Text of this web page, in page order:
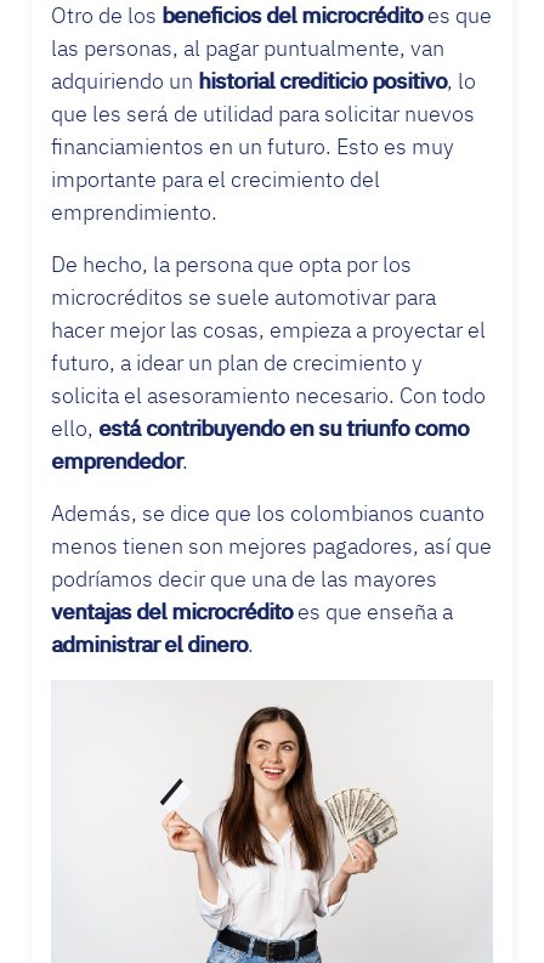
Otro de los beneficiosdel microcréditoes que
las personas, al pagar puntualmente, van
adquiriendo un historial crediticio positivo, lo
que les será de utilidad para solicitar nuevos
financiamientos en un futuro. Esto es muy
importante para el crecimiento del
emprendimiento.
De hecho, la persona que opta por los
microcréditos se suele automotivar para
hacer mejor las cosas, empieza a proyectar el
futuro, a idear un plan de crecimiento y
solicita el asesoramiento necesario. Con todo
ello, está contribuyendo en su triunfo como
emprendedor.
Además, se dice que los colombianos cuanto
menos tienen son mejores pagadores, así que
podríamos decir que una de las mayores
ventajas del microcréditoes que enseña a
administrar el dinero.